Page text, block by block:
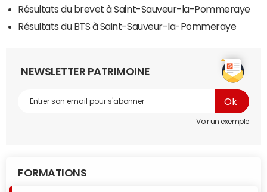
Résultats du brevet à Saint-Sauveur-la-Pommeraye
Résultats du BTS à Saint-Sauveur-la-Pommeraye
NEWSLETTER PATRIMOINE
Voir un exemple
FORMATIONS